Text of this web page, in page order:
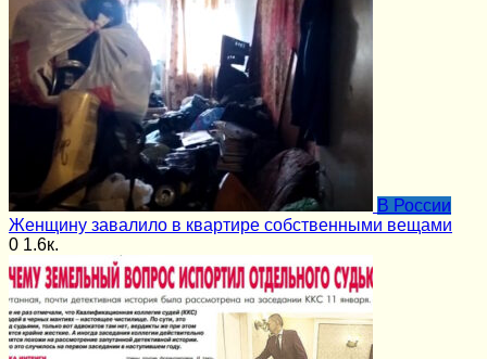
В России
Женщину завалило в квартире собственными вещами
0 1.6к.